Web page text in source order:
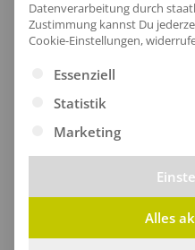
Unisex Parkajacke Warnschutz Waca
ab78,23€ /Stk.
Günstig
Preiswerte Produkte mit
Events und
Datenverarbeitung durch
Zustimmung kannst Du
Cookie-Einstellungen,
Es folgt eine Liste der
Essenziell
Statistik
Marketing
Alles